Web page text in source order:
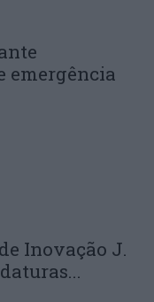
emergência
Inovação J.